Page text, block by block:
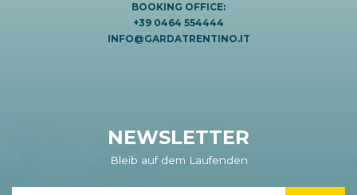
BOOKING OFFICE:
+39 0464 554444
INFO@GARDATRENTINO.IT
NEWSLETTER
Bleib auf dem Laufenden